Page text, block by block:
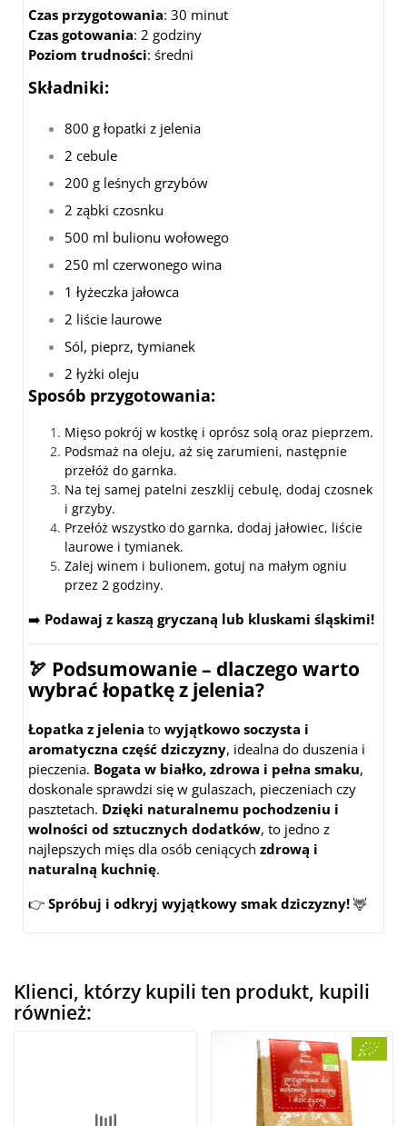
Czas przygotowania: 30 minut
Czas gotowania: 2 godziny
Poziom trudności: średni
Składniki:
800 g łopatki z jelenia
2 cebule
200 g leśnych grzybów
2 ząbki czosnku
500 ml bulionu wołowego
250 ml czerwonego wina
1 łyżeczka jałowca
2 liście laurowe
Sól, pieprz, tymianek
2 łyżki oleju
Sposób przygotowania:
Mięso pokrój w kostkę i oprósz solą oraz pieprzem.
Podsmaż na oleju, aż się zarumieni, następnie
przełóż do garnka.
Na tej samej patelni zeszklij cebulę, dodaj czosnek
i grzyby.
Przełóż wszystko do garnka, dodaj jałowiec, liście
laurowe i tymianek.
Zalej winem i bulionem, gotuj na małym ogniu
przez 2 godziny.
➡️ Podawaj z kaszą gryczaną lub kluskami śląskimi!
🏹 Podsumowanie – dlaczego warto
wybrać łopatkę z jelenia?
Łopatka z jelenia to wyjątkowo soczysta i
aromatyczna część dziczyzny, idealna do duszenia i
pieczenia. Bogata w białko, zdrowa i pełna smaku,
doskonale sprawdzi się w gulaszach, pieczeniach czy
pasztetach. Dzięki naturalnemu pochodzeniu i
wolności od sztucznych dodatków, to jedno z
najlepszych mięs dla osób ceniących zdrową i
naturalną kuchnię.
👉 Spróbuj i odkryj wyjątkowy smak dziczyzny! 🦌
Klienci, którzy kupili ten produkt, kupili
również: